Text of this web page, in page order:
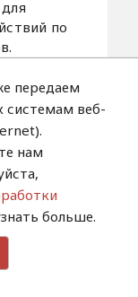
по
и
по
которые
и
охране
(ИТУ
года в
передаем
системам веб-
нам
больше.